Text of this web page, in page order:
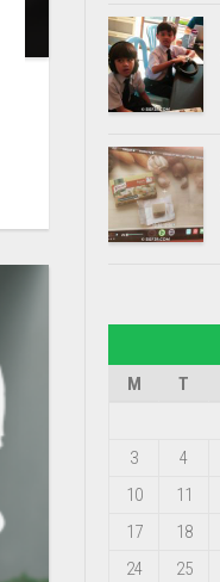
M
T
3
4
10
11
17
18
24
25